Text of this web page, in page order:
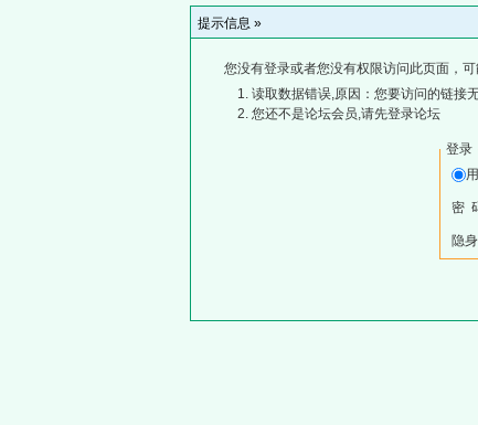
提示信息 »
您没有登录或者您没有权限访问此页面，
读取数据错误,原因：您要访问的链接
您还不是论坛会员,请先登录论坛
登录
密
隐